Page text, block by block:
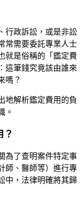
行政訴訟，或是非訟
常需要委託專業人士
就是俗稱的「鑑定費
這筆錢究竟該由誰來
嗎？
地解析鑑定費用的負
。
？
為了查明案件特定事
師、醫師等）進行專
中，法律明確將其歸